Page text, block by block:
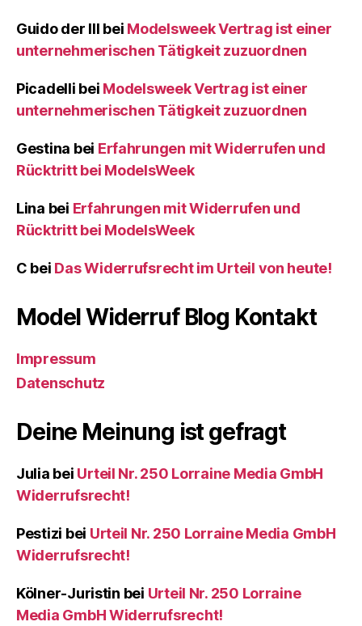
Guido der III bei Modelsweek Vertrag ist einer
unternehmerischen Tätigkeit zuzuordnen
Picadelli bei Modelsweek Vertrag ist einer
unternehmerischen Tätigkeit zuzuordnen
Gestina bei Erfahrungen mit Widerrufen und
Rücktritt bei ModelsWeek
Lina bei Erfahrungen mit Widerrufen und
Rücktritt bei ModelsWeek
C bei Das Widerrufsrecht im Urteil von heute!
Model Widerruf Blog Kontakt
Impressum
Datenschutz
Deine Meinung ist gefragt
Julia bei Urteil Nr. 250 Lorraine Media GmbH
Widerrufsrecht!
Pestizi bei Urteil Nr. 250 Lorraine Media GmbH
Widerrufsrecht!
Kölner-Juristin bei Urteil Nr. 250 Lorraine
Media GmbH Widerrufsrecht!